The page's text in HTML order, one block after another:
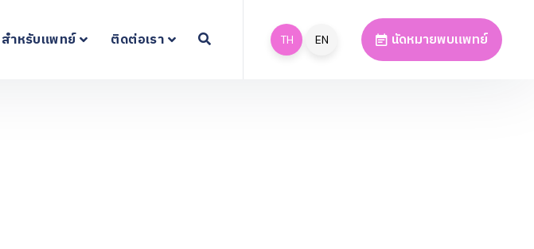
สำหรับแพทย์ ติดต่อเรา TH EN นัดหมายพบแพทย์